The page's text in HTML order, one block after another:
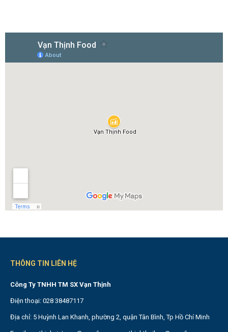
THÔNG TIN LIÊN HỆ
Công Ty TNHH TM SX Vạn Thịnh
Điện thoại: 028 38487117
Địa chỉ: 5 Huỳnh Lan Khanh, phường 2, quận Tân Bình, Tp Hồ Chí Minh